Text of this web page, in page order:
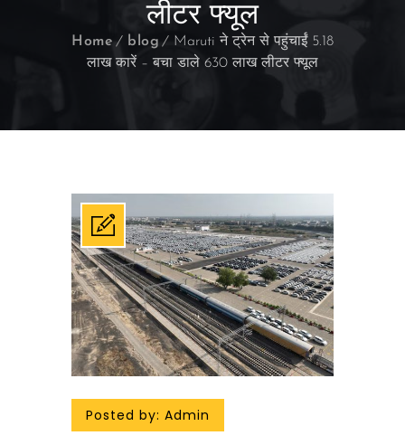
लीटर फ्यूल
Home blog
Maruti ने ट्रेन से पहुंचाईं 5.18
लाख कारें – बचा डाले 630 लाख लीटर फ्यूल
Posted by: Admin